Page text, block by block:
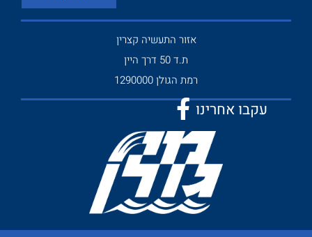
אזור התעשיה קצרין
ת.ד 50 דרך היין
רמת הגולן 1290000
עקבו אחרינו